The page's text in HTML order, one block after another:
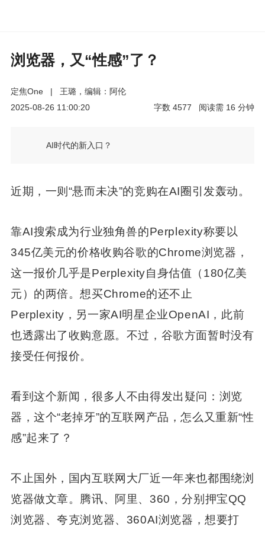
浏览器，又“性感”了？
定焦One |
王璐，编辑：阿伦
2025-08-26 11:00:20
分钟
16
阅读需
4577
字数
AI时代的新入口？
近期，一则“悬而未决”的竞购在AI圈引发轰动。
靠AI搜索成为行业独角兽的Perplexity称要以
345亿美元的价格收购谷歌的Chrome浏览器，
这一报价几乎是Perplexity自身估值（180亿美
元）的两倍。想买Chrome的还不止
Perplexity，另一家AI明星企业OpenAI，此前
也透露出了收购意愿。不过，谷歌方面暂时没有
接受任何报价。
看到这个新闻，很多人不由得发出疑问：浏览
器，这个“老掉牙”的互联网产品，怎么又重新“性
感”起来了？
不止国外，国内互联网大厂近一年来也都围绕浏
览器做文章。腾讯、阿里、360，分别押宝QQ
浏览器、夸克浏览器、360AI浏览器，想要打